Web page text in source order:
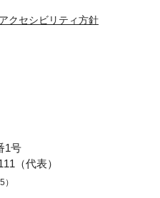
クセシビリティ方針
1号
（代表）